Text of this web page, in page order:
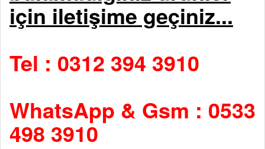
için iletişime geçiniz...
Tel : 0312 394 3910
WhatsApp & Gsm : 0533
498 3910